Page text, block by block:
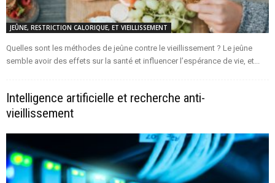
JEÛNE, RESTRICTION CALORIQUE, ET VIEILLISSEMENT
Quelles sont les méthodes de jeûne contre le vieillissement ? Le jeûne
semble avoir des effets sur la santé et influencer l’espérance de vie, et...
Intelligence artificielle et recherche anti-
vieillissement